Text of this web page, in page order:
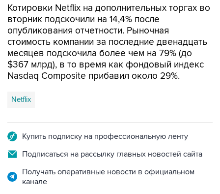
Котировки Netflix на дополнительных торгах во
вторник подскочили на 14,4% после
опубликования отчетности. Рыночная
стоимость компании за последние двенадцать
месяцев подскочила более чем на 79% (до
$367 млрд), в то время как фондовый индекс
Nasdaq Composite прибавил около 29%.
Netflix
Купить подписку на профессиональную ленту
Подписаться на рассылку главных новостей сайта
Получать оперативные новости в официальном
канале